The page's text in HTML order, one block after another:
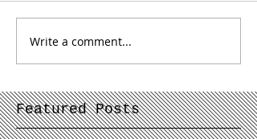
Write a comment...
Featured Posts